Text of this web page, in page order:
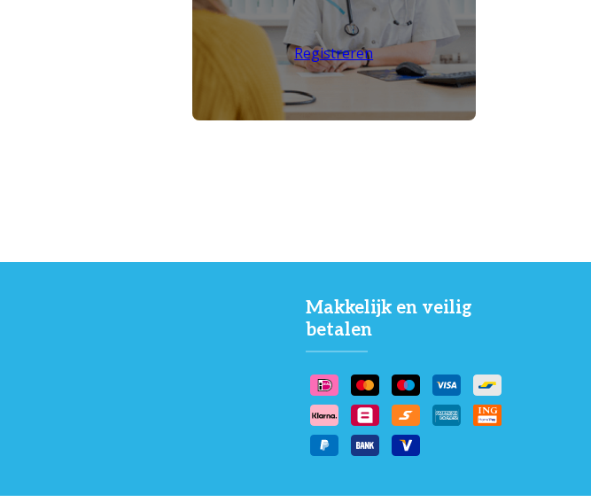
Registreren
Makkelijk en veilig
betalen